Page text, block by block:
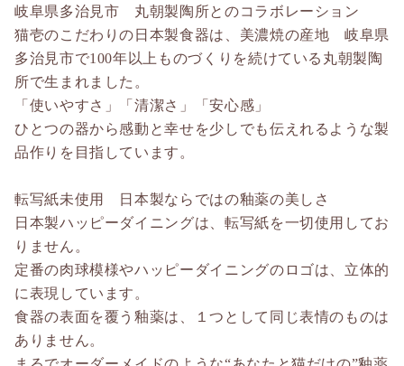
岐阜県多治見市 丸朝製陶所とのコラボレーション
猫壱のこだわりの日本製食器は、美濃焼の産地 岐阜県
多治見市で100年以上ものづくりを続けている丸朝製陶
所で生まれました。
「使いやすさ」「清潔さ」「安心感」
ひとつの器から感動と幸せを少しでも伝えれるような製
品作りを目指しています。
転写紙未使用 日本製ならではの釉薬の美しさ
日本製ハッピーダイニングは、転写紙を一切使用してお
りません。
定番の肉球模様やハッピーダイニングのロゴは、立体的
に表現しています。
食器の表面を覆う釉薬は、１つとして同じ表情のものは
ありません。